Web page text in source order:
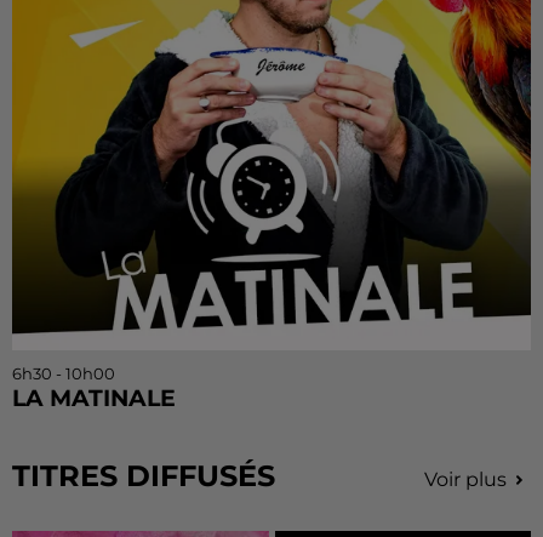
6h30 - 10h00
LA MATINALE
TITRES DIFFUSÉS Voir plus